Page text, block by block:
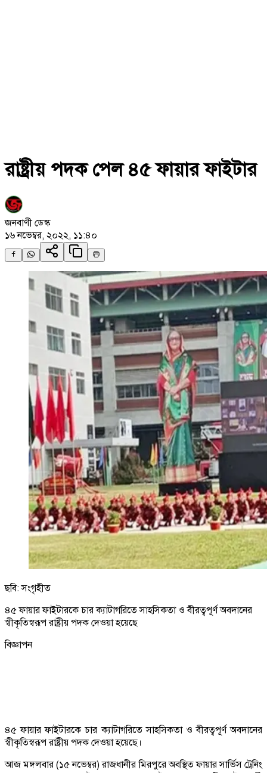
রাষ্ট্রীয় পদক পেল ৪৫ ফায়ার ফাইটার
জনবাণী ডেস্ক
১৬ নভেম্বর, ২০২২, ১১:৪০
ছবি: সংগৃহীত
৪৫ ফায়ার ফাইটারকে চার ক্যাটাগরিতে সাহসিকতা ও বীরত্বপূর্ণ অবদানের
স্বীকৃতিস্বরূপ রাষ্ট্রীয় পদক দেওয়া হয়েছে
বিজ্ঞাপন
৪৫ ফায়ার ফাইটারকে চার ক্যাটাগরিতে সাহসিকতা ও বীরত্বপূর্ণ অবদানের
স্বীকৃতিস্বরূপ রাষ্ট্রীয় পদক দেওয়া হয়েছে।
আজ মঙ্গলবার (১৫ নভেম্বর) রাজধানীর মিরপুরে অবস্থিত ফায়ার সার্ভিস ট্রেনিং